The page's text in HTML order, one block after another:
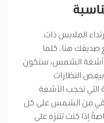
الملابس ذات
صديقك هنا. كلما
الشمس، ستكون
ببعض النظارات
التي تحجب الأشعة
من الشمس على كل
كنت تتنزه على